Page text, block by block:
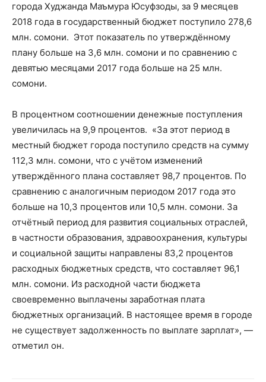
города Худжанда Маъмура Юсуфзоды, за 9 месяцев
2018 года в государственный бюджет поступило 278,6
млн. сомони. Этот показатель по утверждённому
плану больше на 3,6 млн. сомони и по сравнению с
девятью месяцами 2017 года больше на 25 млн.
сомони.
В процентном соотношении денежные поступления
увеличилась на 9,9 процентов. «За этот период в
местный бюджет города поступило средств на сумму
112,3 млн. сомони, что с учётом изменений
утверждённого плана составляет 98,7 процентов. По
сравнению с аналогичным периодом 2017 года это
больше на 10,3 процентов или 10,5 млн. сомони. За
отчётный период для развития социальных отраслей,
в частности образования, здравоохранения, культуры
и социальной защиты направлены 83,2 процентов
расходных бюджетных средств, что составляет 96,1
млн. сомони. Из расходной части бюджета
своевременно выплачены заработная плата
бюджетных организаций. В настоящее время в городе
не существует задолженность по выплате зарплат», —
отметил он.